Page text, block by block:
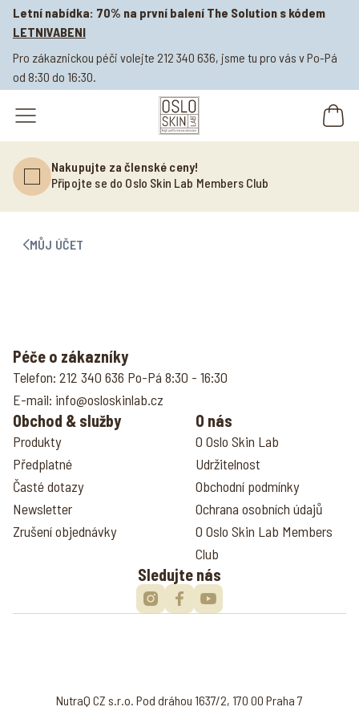
Letní nabídka: 70% na první balení The Solution s kódem
LETNIVABENI
Pro zákaznickou péči volejte 212 340 636, jsme tu pro vás v Po-Pá
od 8:30 do 16:30.
open navigation menu
Nakupujte za členské ceny!
Připojte se do Oslo Skin Lab Members Club
MŮJ ÚČET
Péče o zákazníky
Telefon: 212 340 636 Po-Pá 8:30 - 16:30
E-mail: info@osloskinlab.cz
Obchod & služby
Produkty
Předplatné
Časté dotazy
Newsletter
Zrušení objednávky
O nás
O Oslo Skin Lab
Udržitelnost
Obchodní podmínky
Ochrana osobních údajů
O Oslo Skin Lab Members
Club
Sledujte nás
NutraQ CZ s.r.o. Pod dráhou 1637/2, 170 00 Praha 7